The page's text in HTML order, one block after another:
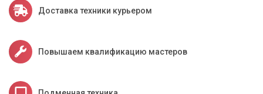
Доставка техники курьером
Повышаем квалификацию мастеров